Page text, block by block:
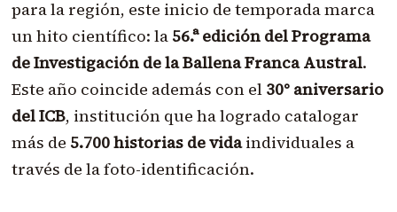
para la región, este inicio de temporada marca
un hito científico: la 56.ª edición del Programa
de Investigación de la Ballena Franca Austral.
Este año coincide además con el 30° aniversario
del ICB, institución que ha logrado catalogar
más de 5.700 historias de vidaindividuales a
través de la foto-identificación.